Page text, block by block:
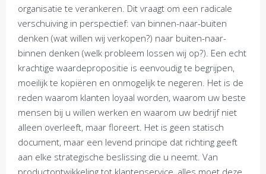
organisatie te verankeren. Dit vraagt om een radicale
verschuiving in perspectief: van binnen-naar-buiten
denken (wat willen wij verkopen?) naar buiten-naar-
binnen denken (welk probleem lossen wij op?). Een echt
krachtige waardepropositie is eenvoudig te begrijpen,
moeilijk te kopiëren en onmogelijk te negeren. Het is de
reden waarom klanten loyaal worden, waarom uw beste
mensen bij u willen werken en waarom uw bedrijf niet
alleen overleeft, maar floreert. Het is geen statisch
document, maar een levend principe dat richting geeft
aan elke strategische beslissing die u neemt. Van
productontwikkeling tot klantenservice, alles moet deze